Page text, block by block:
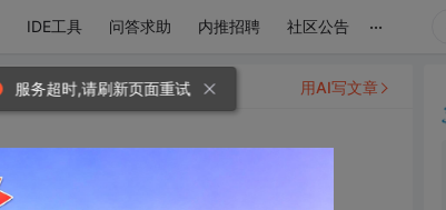
IDE工具 问答求助 内推招聘 社区公告 ...
用AI写文章
服务超时,请刷新页面重试